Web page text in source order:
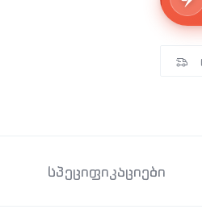
სპეციფიკაციები